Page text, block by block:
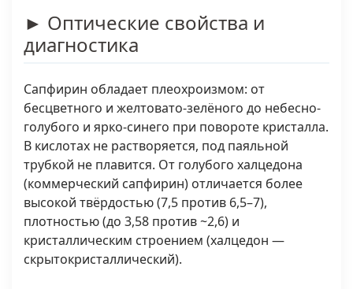
► Оптические свойства и
диагностика
Сапфирин обладает плеохроизмом: от
бесцветного и желтовато-зелёного до небесно-
голубого и ярко-синего при повороте кристалла.
В кислотах не растворяется, под паяльной
трубкой не плавится. От голубого халцедона
(коммерческий сапфирин) отличается более
высокой твёрдостью (7,5 против 6,5–7),
плотностью (до 3,58 против ~2,6) и
кристаллическим строением (халцедон —
скрытокристаллический).